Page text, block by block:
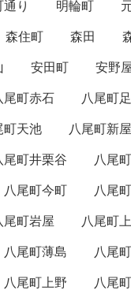
り 明輪町
森住町 森田
安田町
安野
尾町赤石
八尾町
町天池
八尾町新屋
尾町井栗谷
八尾
八尾町今町
八尾
尾町岩屋
八尾町
八尾町薄島
八尾
八尾町上野
八尾